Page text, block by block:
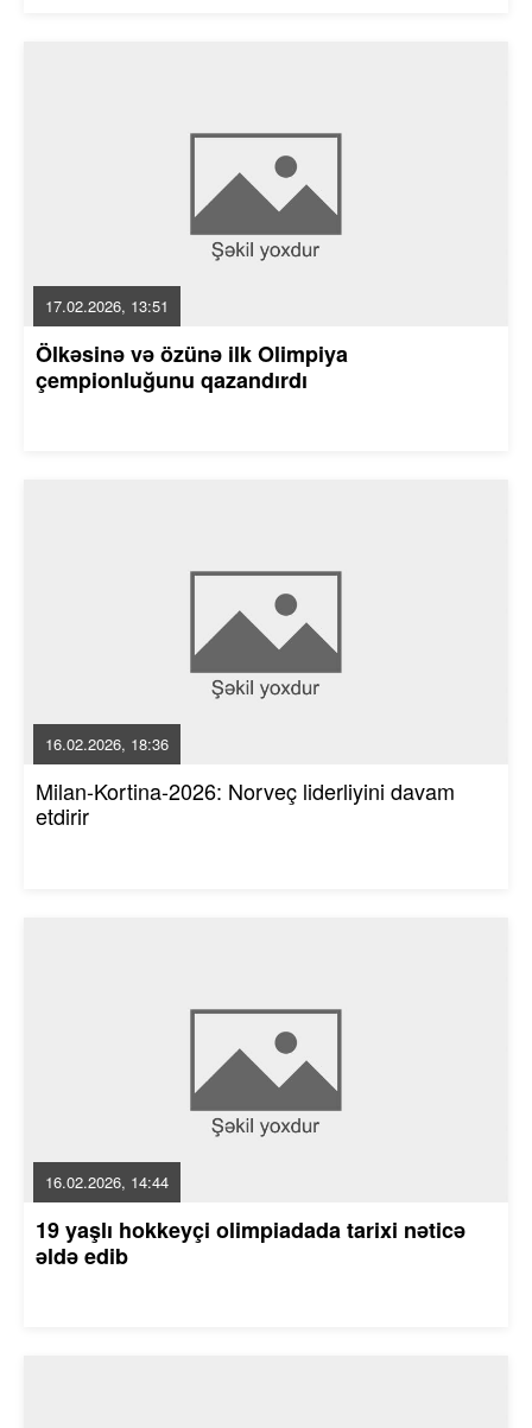
17.02.2026, 13:51
Ölkəsinə və özünə ilk Olimpiya
çempionluğunu qazandırdı
16.02.2026, 18:36
Milan-Kortina-2026: Norveç liderliyini davam
etdirir
16.02.2026, 14:44
19 yaşlı hokkeyçi olimpiadada tarixi nəticə
əldə edib